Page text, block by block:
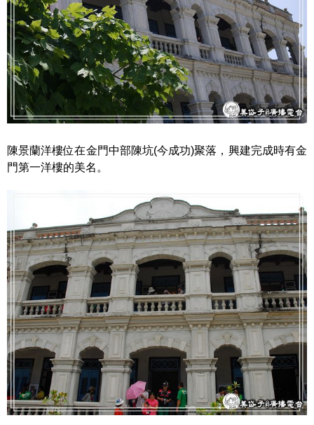
陳景蘭洋樓位在金門中部陳坑(今成功)聚落，興建完成時有金
門第一洋樓的美名。